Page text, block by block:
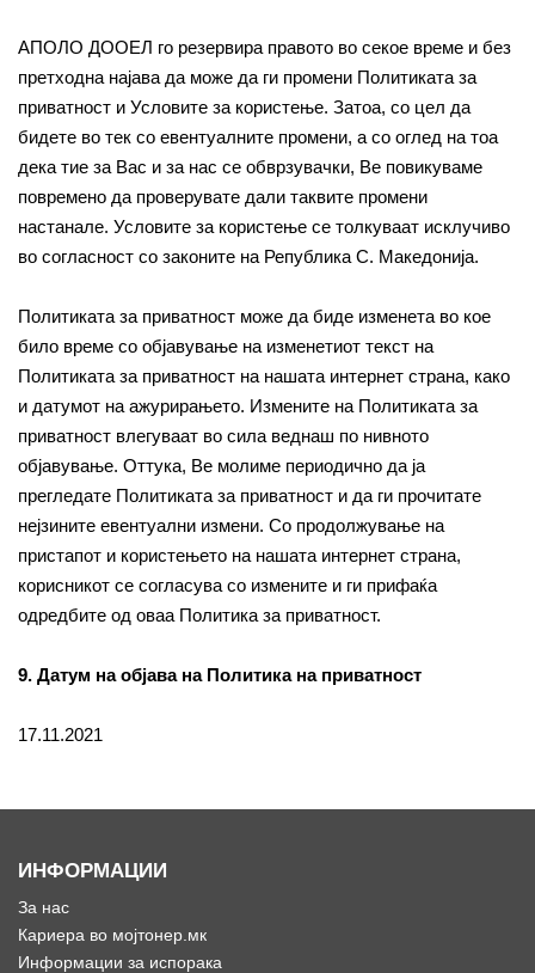
АПОЛО ДООЕЛ го резервира правото во секое време и без
претходна најава да може да ги промени Политиката за
приватност и Условите за користење. Затоа, со цел да
бидете во тек со евентуалните промени, а со оглед на тоа
дека тие за Вас и за нас се обврзувачки, Ве повикуваме
повремено да проверувате дали таквите промени
настанале. Условите за користење се толкуваат исклучиво
во согласност со законите на Република С. Македонија.
Политиката за приватност може да биде изменета во кое
било време со објавување на изменетиот текст на
Политиката за приватност на нашата интернет страна, како
и датумот на ажурирањето. Измените на Политиката за
приватност влегуваат во сила веднаш по нивното
објавување. Оттука, Ве молиме периодично да ја
прегледате Политиката за приватност и да ги прочитате
нејзините евентуални измени. Со продолжување на
пристапот и користењето на нашата интернет страна,
корисникот се согласува со измените и ги прифаќа
одредбите од оваа Политика за приватност.
9. Датум на објава на Политика на приватност
17.11.2021
ИНФОРМАЦИИ
За нас
Кариера во мојтонер.мк
Информации за испорака